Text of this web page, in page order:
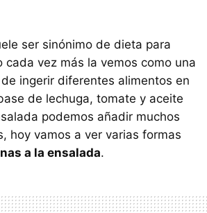
ser sinónimo de dieta para
cada vez más la vemos como una
ingerir diferentes alimentos en
de lechuga, tomate y aceite
podemos añadir muchos
hoy vamos a ver varias formas
a la ensalada.